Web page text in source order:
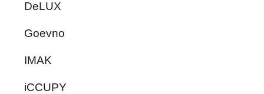
DeLUX
Goevno
IMAK
iCCUPY